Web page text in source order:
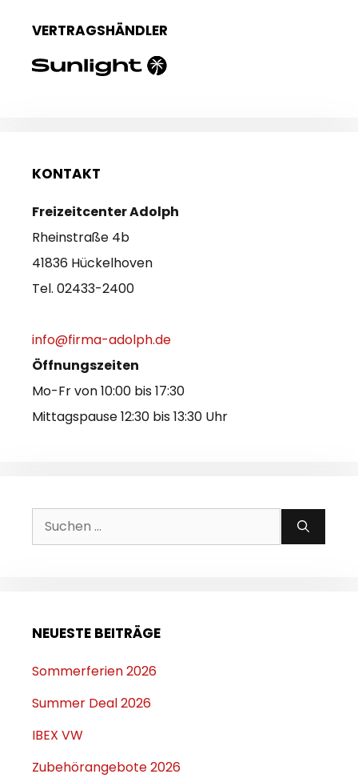
VERTRAGSHÄNDLER
KONTAKT
Freizeitcenter Adolph
Rheinstraße 4b
41836 Hückelhoven
Tel. 02433-2400
info@firma-adolph.de
Öffnungszeiten
Mo-Fr von 10:00 bis 17:30
Mittagspause 12:30 bis 13:30 Uhr
Suchen
nach:
NEUESTE BEITRÄGE
Sommerferien 2026
Summer Deal 2026
IBEX VW
Zubehörangebote 2026